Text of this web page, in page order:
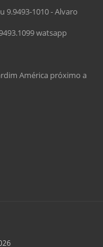
9.9493-1010 - Alvaro
watsapp
América próximo a